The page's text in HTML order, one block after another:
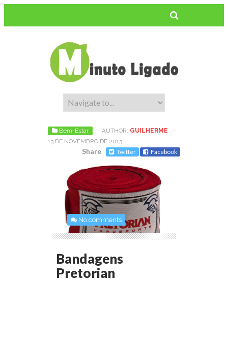
Bem-Estar AUTHOR: GUILHERME
-
13 DE NOVEMBRO DE 2013
Share Twitter Facebook
No comments
Bandagens
Pretorian